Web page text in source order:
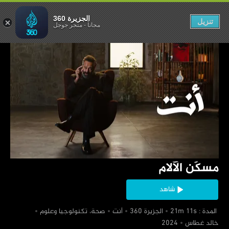
‏مسكّن الآلام
شاهد
‏ المدة : 21m 11s
‏الجزيرة 360 ‏أنت
‏صحة، تكنولوجيا وعلوم
‏خالد غطاس
مسكّن الآلام
الجزيرة 360
مجاناً-متجر جوجل تنزيل